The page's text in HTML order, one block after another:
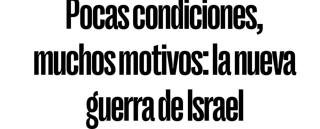
Pocas condiciones,
muchos motivos: la nueva
guerra de Israel